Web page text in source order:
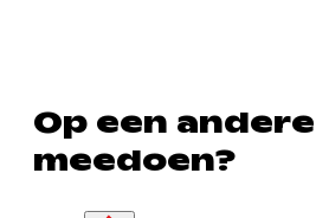
Op een
meedoen?